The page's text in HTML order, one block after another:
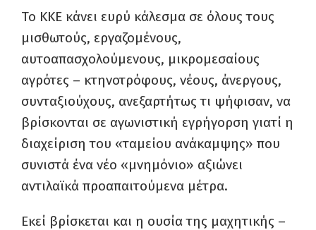
Το ΚΚΕ κάνει ευρύ κάλεσμα σε όλους τους
μισθωτούς, εργαζομένους,
αυτοαπασχολούμενους, μικρομεσαίους
αγρότες – κτηνοτρόφους, νέους, άνεργους,
συνταξιούχους, ανεξαρτήτως τι ψήφισαν, να
βρίσκονται σε αγωνιστική εγρήγορση γιατί η
διαχείριση του «ταμείου ανάκαμψης» που
συνιστά ένα νέο «μνημόνιο» αξιώνει
αντιλαϊκά προαπαιτούμενα μέτρα.
Εκεί βρίσκεται και η ουσία της μαχητικής –